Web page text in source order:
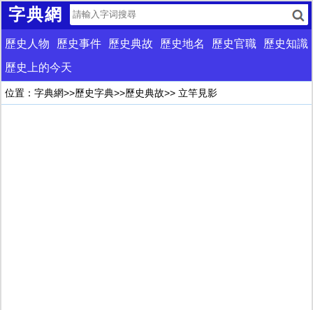
字典網
歷史人物 歷史事件 歷史典故 歷史地名 歷史官職
歷史知識
歷史上的今天
位置： 字典網>>歷史字典>>歷史典故>> 立竿見影